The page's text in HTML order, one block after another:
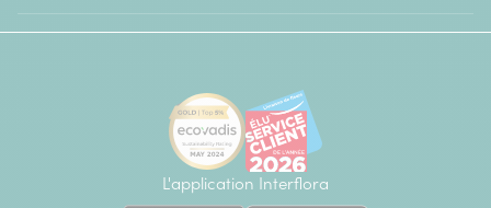
L'application Interflora